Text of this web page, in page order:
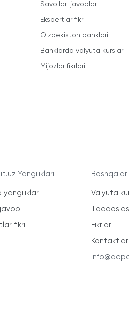
Savollar-javoblar
Ekspertlar fikri
O'zbekiston banklari
Banklarda valyuta kurslari
Mijozlar fikrlari
Yangiliklari
yangiliklar
fikri
Boshqalar
Valyuta
Fikrlar
Kontaktlar